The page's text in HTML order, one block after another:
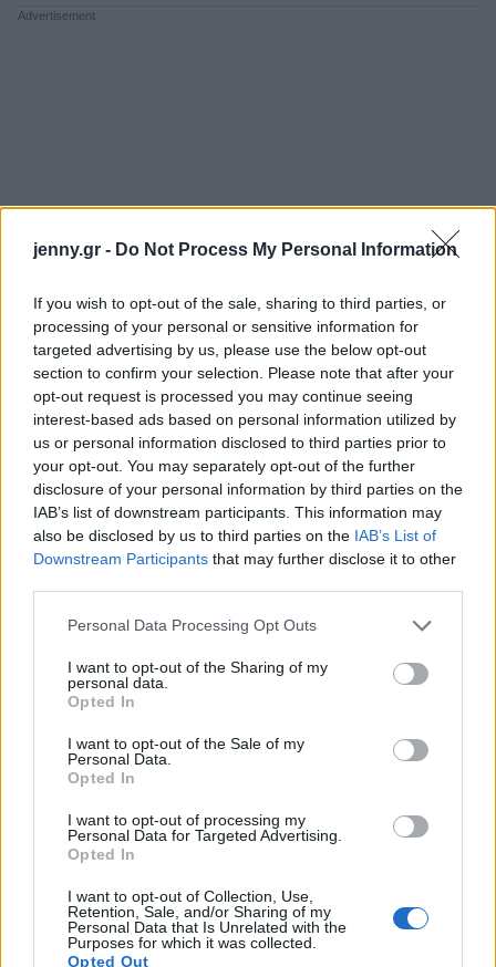
jenny.gr - Do Not Process My Personal Information
If you wish to opt-out of the sale, sharing to third parties, or
processing of your personal or sensitive information for
targeted advertising by us, please use the below opt-out
section to confirm your selection. Please note that after your
opt-out request is processed you may continue seeing
interest-based ads based on personal information utilized by
us or personal information disclosed to third parties prior to
your opt-out. You may separately opt-out of the further
disclosure of your personal information by third parties on the
IAB’s list of downstream participants. This information may
also be disclosed by us to third parties on the IAB’s List of
Downstream Participants that may further disclose it to other
Please note that this website/app uses one or more Google
not limited to your visit or usage behaviour. You may click to
grant or deny consent to Google and its third-party tags to
use your data for below specified purposes in below Google
consent section.
Personal Data Processing Opt Outs
I want to opt-out of the Sharing of my
personal data.
Opted In
I want to opt-out of the Sale of my
Personal Data.
Opted In
I want to opt-out of processing my
Personal Data for Targeted Advertising.
Opted In
I want to opt-out of Collection, Use,
Retention, Sale, and/or Sharing of my
Personal Data that Is Unrelated with the
Purposes for which it was collected.
Opted Out
Είναι πολύ σημαντικό, γιατί μέσα από το λόγο
κατασκευάζουμε την πραγματικότητα, το παρόν και